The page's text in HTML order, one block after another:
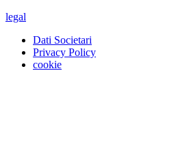
legal
Dati Societari
Privacy Policy
cookie